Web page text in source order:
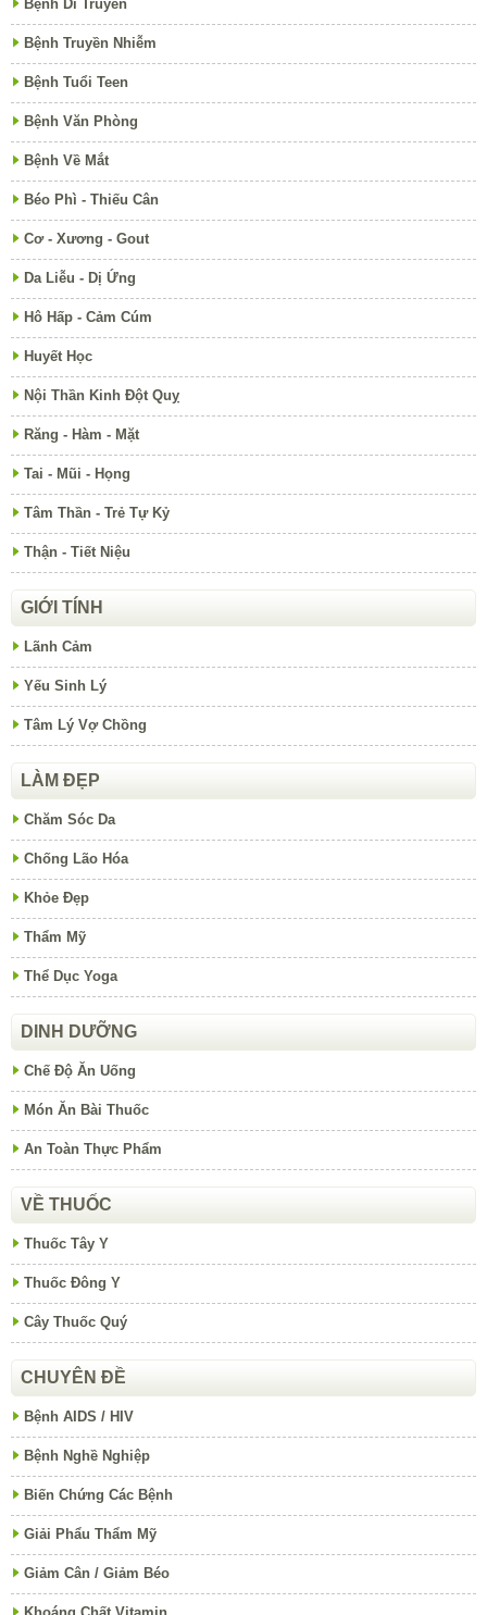
Bệnh Di Truyền
Bệnh Truyền Nhiễm
Bệnh Tuổi Teen
Bệnh Văn Phòng
Bệnh Về Mắt
Béo Phì - Thiếu Cân
Cơ - Xương - Gout
Da Liễu - Dị Ứng
Hô Hấp - Cảm Cúm
Huyết Học
Nội Thần Kinh Đột Quỵ
Răng - Hàm - Mặt
Tai - Mũi - Họng
Tâm Thần - Trẻ Tự Kỷ
Thận - Tiết Niệu
GIỚI TÍNH
Lãnh Cảm
Yếu Sinh Lý
Tâm Lý Vợ Chồng
LÀM ĐẸP
Chăm Sóc Da
Chống Lão Hóa
Khỏe Đẹp
Thẩm Mỹ
Thể Dục Yoga
DINH DƯỠNG
Chế Độ Ăn Uống
Món Ăn Bài Thuốc
An Toàn Thực Phẩm
VỀ THUỐC
Thuốc Tây Y
Thuốc Đông Y
Cây Thuốc Quý
CHUYÊN ĐỀ
Bệnh AIDS / HIV
Bệnh Nghề Nghiệp
Biến Chứng Các Bệnh
Giải Phẩu Thẩm Mỹ
Giảm Cân / Giảm Béo